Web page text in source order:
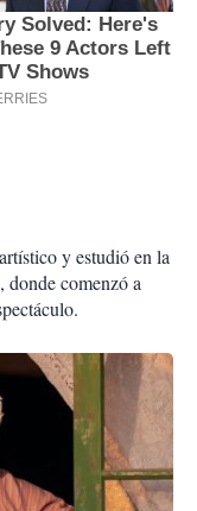
y estudió en la
comenzó a